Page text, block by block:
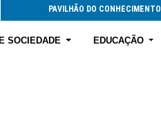
PAVILHÃO DO CONHECIMENTO
SOCIEDADE EDUCAÇÃO